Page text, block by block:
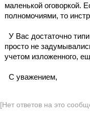
маленькой оговоркой.
полномочиями, то
У Вас достаточно
просто не
учетом изложенного,
С уважением,
[Нет ответов на это